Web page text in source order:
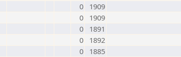
0
1909
0
1909
0
1891
0
1892
0
1885